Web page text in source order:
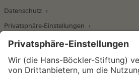
Datenschutz
Privatsphäre-Einstellungen
Wirtschafts- und